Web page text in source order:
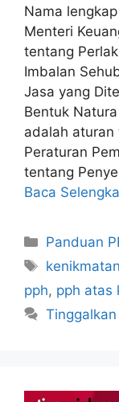
Nama
Menteri
tentang
Imbalan
Jasa yang
Bentuk
adalah aturan
Peraturan
tentang
Baca
Kategori
Panduan
Tag
kenikmatan
pph, pph atas